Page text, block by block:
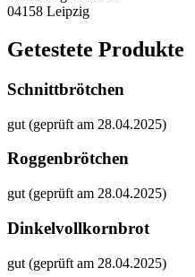
04158 Leipzig
Getestete Produkte
Schnittbrötchen
gut (geprüft am 28.04.2025)
Roggenbrötchen
gut (geprüft am 28.04.2025)
Dinkelvollkornbrot
gut (geprüft am 28.04.2025)